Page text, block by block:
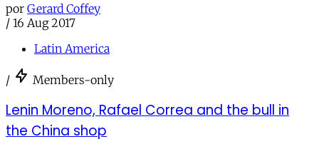
por Gerard Coffey
/ 16 Aug 2017
Latin America
/ Members-only
Lenin Moreno, Rafael Correa and the bull in
the China shop